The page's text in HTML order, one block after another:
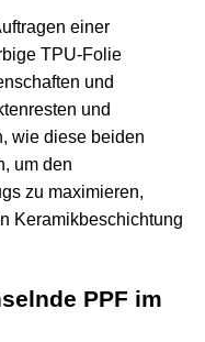
einer
TPU-Folie
und
und
wie diese beiden
um den
zu maximieren,
Keramikbeschichtung
PPF im